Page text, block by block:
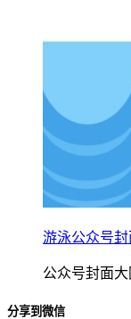
游泳公众号封
公众号封面大
分享到微信